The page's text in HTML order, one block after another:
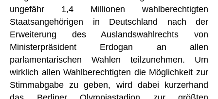
ungefähr 1,4 Millionen wahlberechtigten
Staatsangehörigen in Deutschland nach der
Erweiterung des Auslandswahlrechts von
Ministerpräsident Erdogan an allen
parlamentarischen Wahlen teilzunehmen. Um
wirklich allen Wahlberechtigten die Möglichkeit zur
Stimmabgabe zu geben, wird dabei kurzerhand